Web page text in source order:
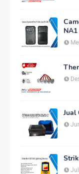
NA1
Jual